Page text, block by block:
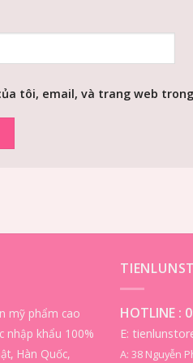
tôi, email, và trang web
mỹ phẩm cao
nhập khẩu 100%
Hàn Quốc,
HOTLINE :
E:
A: 38 Nguyễn